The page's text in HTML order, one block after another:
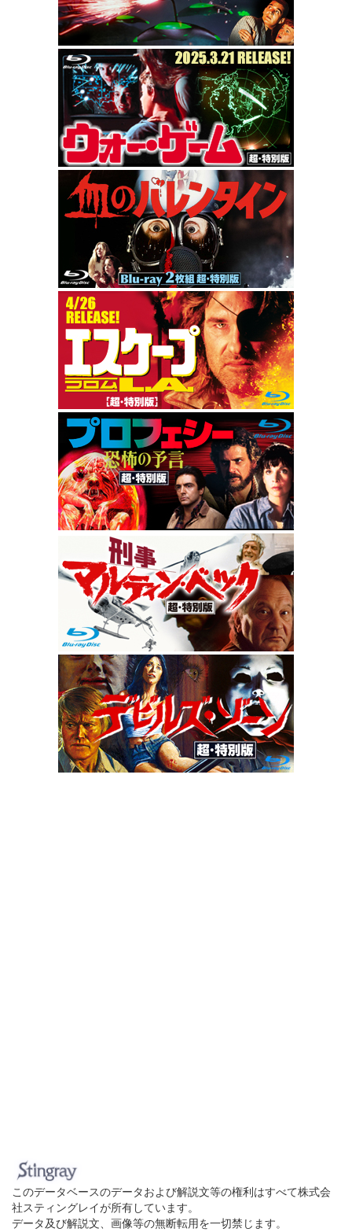
このデータベースのデータおよび解説文等の権利はすべて株式会
社スティングレイが所有しています。
データ及び解説文、画像等の無断転用を一切禁じます。